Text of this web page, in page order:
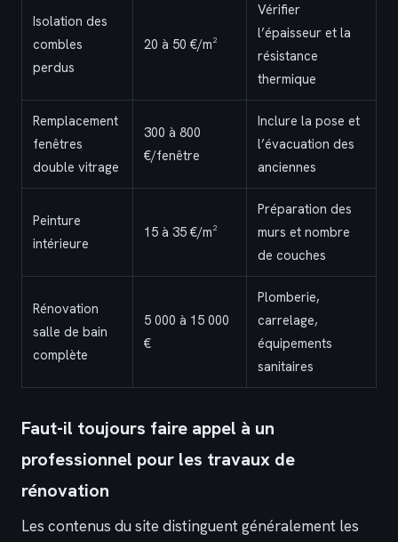
Isolation des
combles
perdus
20 à 50 €/m²
Vérifier
l’épaisseur et la
résistance
thermique
Remplacement
fenêtres
double vitrage
300 à 800
€/fenêtre
Inclure la pose et
l’évacuation des
anciennes
Peinture
intérieure
15 à 35 €/m²
Préparation des
murs et nombre
de couches
Rénovation
salle de bain
complète
5 000 à 15 000
€
Plomberie,
carrelage,
équipements
sanitaires
Faut-il toujours faire appel à un
professionnel pour les travaux de
rénovation
Les contenus du site distinguent généralement les